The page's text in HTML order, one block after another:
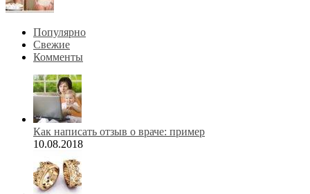
Популярно
Свежие
Комменты
Как написать отзыв о враче: пример
10.08.2018